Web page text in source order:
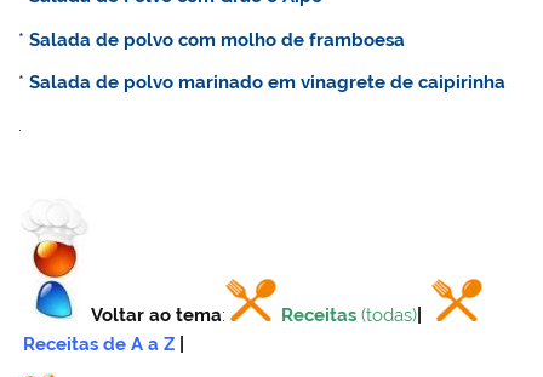
*Salada de polvo com molho de framboesa
*Salada de polvo marinado em vinagrete de caipirinha
.
Voltar ao tema: Receitas (todas)
Receitas de A a Z